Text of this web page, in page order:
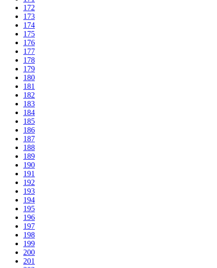
172
173
174
175
176
177
178
179
180
181
182
183
184
185
186
187
188
189
190
191
192
193
194
195
196
197
198
199
200
201